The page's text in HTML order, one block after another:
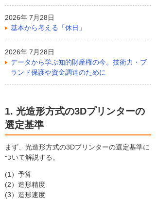
2026年 7月28日
基本から考える「休日」
2026年 7月28日
データから学ぶ知的財産権の今。技術力・ブ
ランド保護や資金調達のために
1. 光造形方式の3Dプリンターの
選定基準
まず、光造形方式の3Dプリンターの選定基準に
ついて解説する。
(1）予算
(2）造形精度
(3）造形速度